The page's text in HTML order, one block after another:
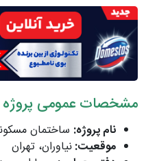
مشخصات عمومی پروژه
نام پروژه: ساختمان
موقعیت:نیاوران، تهران